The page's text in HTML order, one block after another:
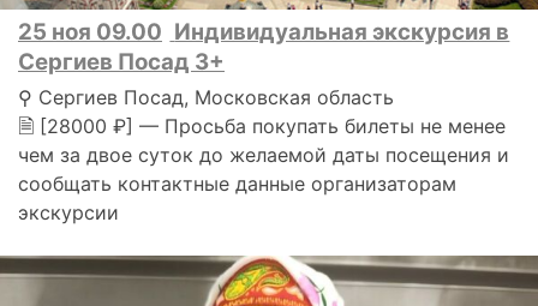
25 ноя 09.00 Индивидуальная экскурсия в
Сергиев Посад 3+
⚲ Сергиев Посад, Московская область
🗎 [28000 ₽] — Просьба покупать билеты не менее
чем за двое суток до желаемой даты посещения и
сообщать контактные данные организаторам
экскурсии